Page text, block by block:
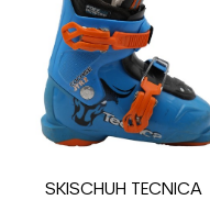
SKISCHUH TECNICA